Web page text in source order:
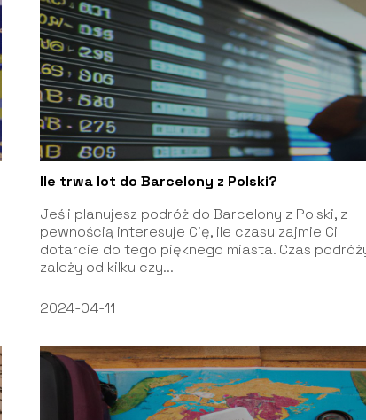
Ile trwa lot do Barcelony z Polski?
Jeśli planujesz podróż do Barcelony z Polski, z
pewnością interesuje Cię, ile czasu zajmie Ci
dotarcie do tego pięknego miasta. Czas
zależy od kilku czy...
2024-04-11